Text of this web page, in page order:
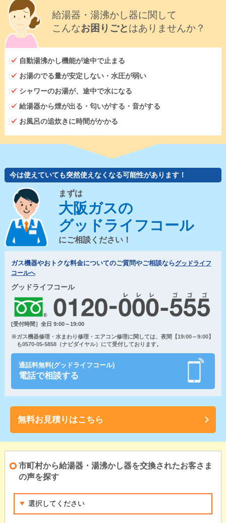
給湯器・湯沸かし器に関して
こんなお困りごとはありませんか？
自動湯沸かし機能が途中で止まる
お湯のでる量が安定しない・水圧が弱い
シャワーのお湯が、途中で水になる
給湯器から煙が出る・匂いがする・音がする
お風呂の追炊きに時間がかかる
今は使えていても突然使えなくなる可能性があります！
まずは
大阪ガスの
グッドライフコール
にご相談ください！
ガス機器やおトクな料金についてのご質問やご相談ならグッドライフ
コールへ
グッドライフコール
[受付時間］全日 9:00～19:00
※ガス機器修理・水まわり修理・エアコン修理に関しては、夜間【19:00～9:00】
も0570-05-5858（ナビダイヤル）にて受付しております。
通話料無料(グッドライフコール)
電話で相談する
無料お見積りはこちら
市町村から給湯器・湯沸かし器を交換されたお客さま
の声を探す